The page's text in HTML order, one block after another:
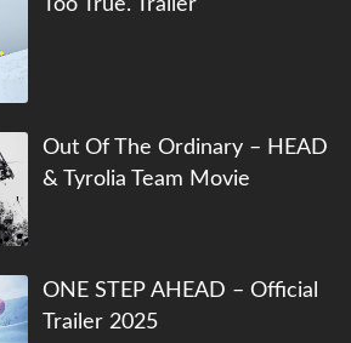
Out Of The Ordinary – HEAD
& Tyrolia Team Movie
ONE STEP AHEAD – Official
Trailer 2025